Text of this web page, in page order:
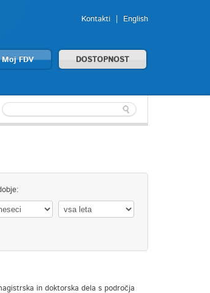
Kontakti English
Moj FDV DOSTOPNOST
in doktorska dela s področja